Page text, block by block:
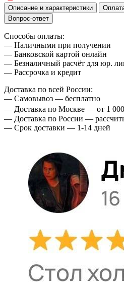
Описание и характеристики
Вопрос-ответ
Способы оплаты:
— Наличными при получении
— Банковской картой онлайн
— Безналичный расчёт для юр.
— Рассрочка и кредит
Доставка по всей России:
— Самовывоз — бесплатно
— Доставка по Москве — от 1
— Доставка по России —
— Срок доставки — 1-14 дней